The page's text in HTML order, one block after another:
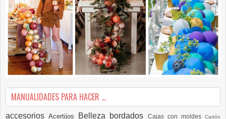
MANUALIDADES PARA HACER ...
accesoriosAcertijos Belleza bordados Cajas con moldesCartón